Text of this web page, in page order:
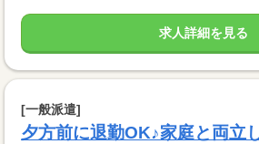
求人詳細を見る
[一般派遣]
夕方前に退勤OK♪家庭と両立